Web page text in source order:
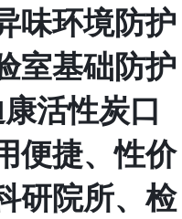
味环境防护
室基础防护
活性炭口
便捷、性价
研院所、检